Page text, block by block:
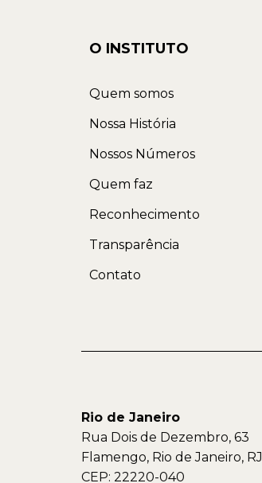
O INSTITUTO
Quem somos
Nossa História
Nossos Números
Quem faz
Reconhecimento
Transparência
Contato
Rio de Janeiro
Rua Dois de Dezembro, 63
Flamengo, Rio de Janeiro, RJ
CEP: 22220-040